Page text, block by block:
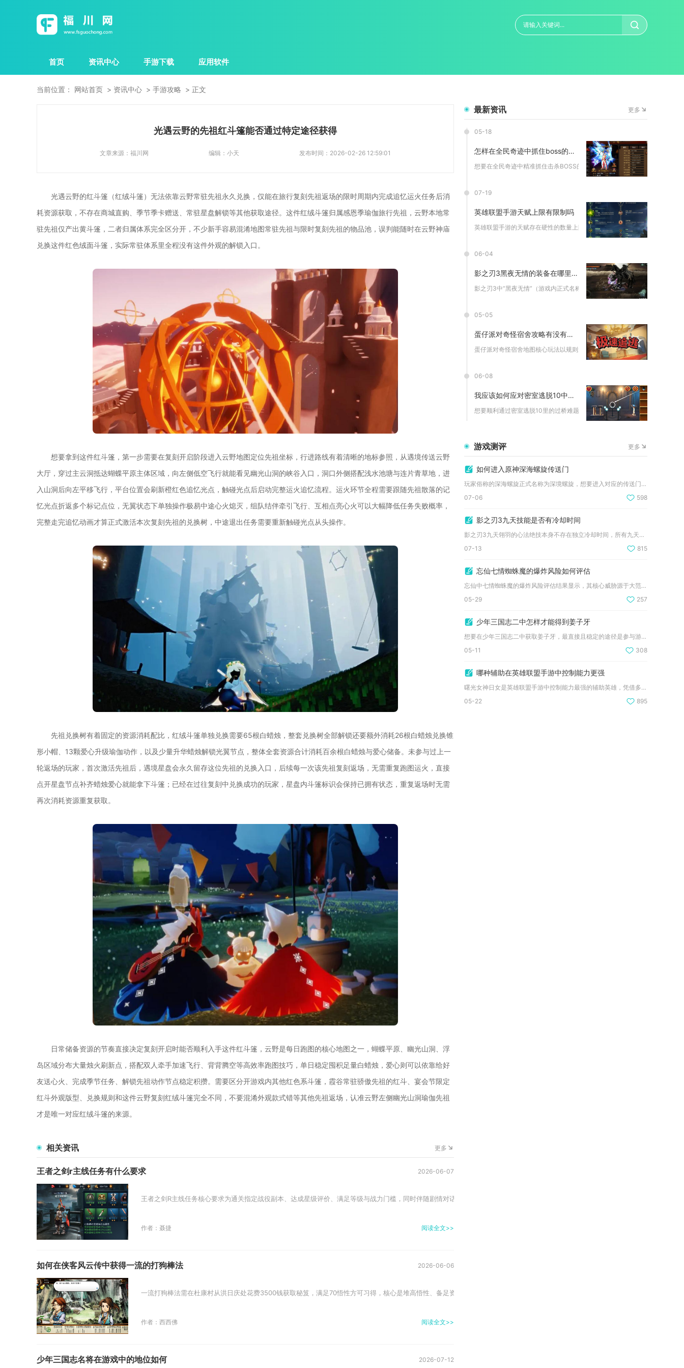
首页 资讯中心 手游下载 应用软件
当前位置： 网站首页 资讯中心 手游攻略 正文
光遇云野的先祖红斗篷能否通过特定途径获得
文章来源： 福川网 编辑： 小天 发布时间： 2026-02-26 12:59:01
光遇云野的红斗篷（红绒斗篷）无法依靠云野常驻先祖永久兑换，仅能在旅行复刻先祖返场的限时周期内完成追忆运火任务后消
耗资源获取，不存在商城直购、季节季卡赠送、常驻星盘解锁等其他获取途径。这件红绒斗篷归属感恩季瑜伽旅行先祖，云野本地常
驻先祖仅产出黄斗篷，二者归属体系完全区分开，不少新手容易混淆地图常驻先祖与限时复刻先祖的物品池，误判能随时在云野神庙
兑换这件红色绒面斗篷，实际常驻体系里全程没有这件外观的解锁入口。
想要拿到这件红斗篷，第一步需要在复刻开启阶段进入云野地图定位先祖坐标，行进路线有着清晰的地标参照，从遇境传送云野
大厅，穿过主云洞抵达蝴蝶平原主体区域，向左侧低空飞行就能看见幽光山洞的峡谷入口，洞口外侧搭配浅水池塘与连片青草地，进
入山洞后向左平移飞行，平台位置会刷新橙红色追忆光点，触碰光点后启动完整运火追忆流程。运火环节全程需要跟随先祖散落的记
忆光点折返多个标记点位，无翼状态下单独操作极易中途心火熄灭，组队结伴牵引飞行、互相点亮心火可以大幅降低任务失败概率，
完整走完追忆动画才算正式激活本次复刻先祖的兑换树，中途退出任务需要重新触碰光点从头操作。
先祖兑换树有着固定的资源消耗配比，红绒斗篷单独兑换需要65根白蜡烛，整套兑换树全部解锁还要额外消耗26根白蜡烛兑换锥
形小帽、13颗爱心升级瑜伽动作，以及少量升华蜡烛解锁光翼节点，整体全套资源合计消耗百余根白蜡烛与爱心储备。未参与过上一
轮返场的玩家，首次激活先祖后，遇境星盘会永久留存这位先祖的兑换入口，后续每一次该先祖复刻返场，无需重复跑图运火，直接
点开星盘节点补齐蜡烛爱心就能拿下斗篷；已经在过往复刻中兑换成功的玩家，星盘内斗篷标识会保持已拥有状态，重复返场时无需
再次消耗资源重复获取。
日常储备资源的节奏直接决定复刻开启时能否顺利入手这件红斗篷，云野是每日跑图的核心地图之一，蝴蝶平原、幽光山洞、浮
岛区域分布大量烛火刷新点，搭配双人牵手加速飞行、背背腾空等高效率跑图技巧，单日稳定囤积足量白蜡烛，爱心则可以依靠给好
友送心火、完成季节任务、解锁先祖动作节点稳定积攒。需要区分开游戏内其他红色系斗篷，霞谷常驻骄傲先祖的红斗、宴会节限定
红斗外观版型、兑换规则和这件云野复刻红绒斗篷完全不同，不要混淆外观款式错等其他先祖返场，认准云野左侧幽光山洞瑜伽先祖
才是唯一对应红绒斗篷的来源。
相关资讯 更多
王者之剑r主线任务有什么要求 2026-06-07
王者之剑R主线任务核心要求为通关指定战役副本、达成星级评价、满足等级与战力门槛，同时伴随剧情对话与少量收集目标，全程自动接取、逐步解锁高阶内容，是角色升级与解锁核
作者：聂捷 阅读全文>>
如何在侠客风云传中获得一流的打狗棒法 2026-06-06
一流打狗棒法需在杜康村从洪日庆处花费3500钱获取秘笈，满足70悟性方可习得，核心是堆高悟性、备足资金、放弃冲突武功并深耕棍法熟练度与配套内功，成型后主打高暴击、必反击
作者：西西佛 阅读全文>>
少年三国志名将在游戏中的地位如何 2026-07-12
最新资讯 更多
05-18
怎样在全民奇迹中抓住boss的机会
想要在全民奇迹中精准抓住击杀BOSS的机会，核心在于建立“蹲...
07-19
英雄联盟手游天赋上限有限制吗
英雄联盟手游的天赋存在硬性的数量上限，同时大部分叠加型天赋也...
06-04
影之刃3黑夜无情的装备在哪里获得
影之刃3中“黑夜无情”（游戏内正式名称为黑暗无情）作为稀有橙...
05-05
蛋仔派对奇怪宿舍攻略有没有推荐的玩法
蛋仔派对奇怪宿舍地图核心玩法以规则遵守、道具解密、避鬼逃生与...
06-08
我应该如何应对密室逃脱10中的过桥难题
想要顺利通过密室逃脱10里的过桥难题，完整流程为先全域收集场...
游戏测评 更多
如何进入原神深海螺旋传送门
玩家俗称的深海螺旋正式名称为深境螺旋，想要进入对应的传送门需...
07-06
598
影之刃3九天技能是否有冷却时间
影之刃3九天翎羽的心法绝技本身不存在独立冷却时间，所有九天相...
07-13
815
忘仙七情蜘蛛魔的爆炸风险如何评估
忘仙中七情蜘蛛魔的爆炸风险评估结果显示，其核心威胁源于大范围...
05-29
257
少年三国志二中怎样才能得到姜子牙
想要在少年三国志二中获取姜子牙，最直接且稳定的途径是参与游戏...
05-11
308
哪种辅助在英雄联盟手游中控制能力更强
曙光女神日女是英雄联盟手游中控制能力最强的辅助英雄，凭借多段...
05-22
895